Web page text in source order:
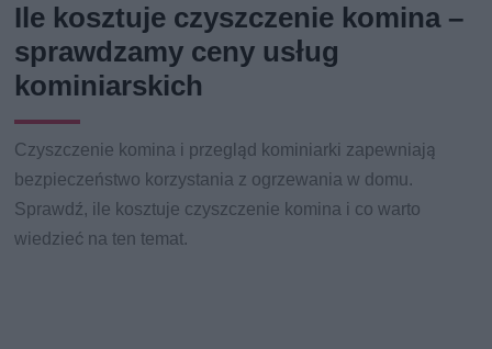
Ile kosztuje czyszczenie komina –
sprawdzamy ceny usług
kominiarskich
Czyszczenie komina i przegląd kominiarki zapewniają
bezpieczeństwo korzystania z ogrzewania w domu.
Sprawdź, ile kosztuje czyszczenie komina i co warto
wiedzieć na ten temat.